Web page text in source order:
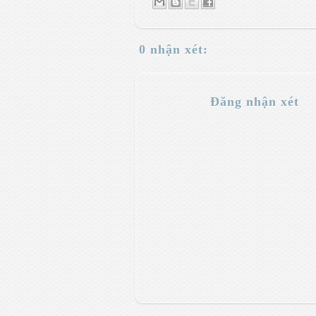
0 nhận xét:
Đăng nhận xét